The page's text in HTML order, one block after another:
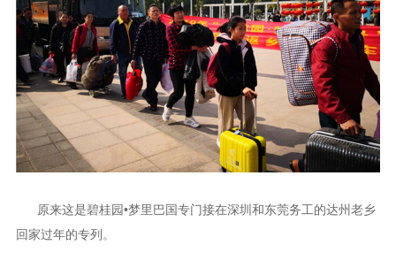
原来这是碧桂园•梦里巴国专门接在深圳和东莞务工的达州老乡
回家过年的专列。